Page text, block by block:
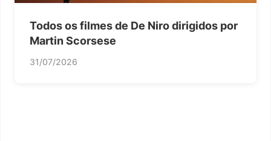
Todos os filmes de De Niro dirigidos por
Martin Scorsese
31/07/2026